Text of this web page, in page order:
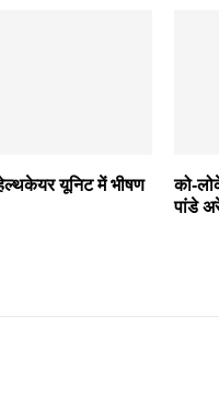
यूनिट में भीषण
को-
पांडे